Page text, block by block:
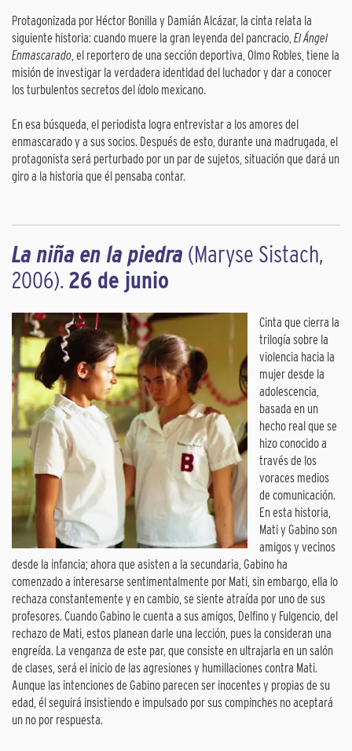
Protagonizada por Héctor Bonilla y Damián Alcázar, la cinta relata la
siguiente historia: cuando muere la gran leyenda del pancracio, El Ángel
Enmascarado, el reportero de una sección deportiva, Olmo Robles, tiene la
misión de investigar la verdadera identidad del luchador y dar a conocer
los turbulentos secretos del ídolo mexicano.
En esa búsqueda, el periodista logra entrevistar a los amores del
enmascarado y a sus socios. Después de esto, durante una madrugada, el
protagonista será perturbado por un par de sujetos, situación que dará un
giro a la historia que él pensaba contar.
La niña en la piedra (Maryse Sistach,
2006).26 de junio
Cinta que cierra la
trilogía sobre la
violencia hacia la
mujer desde la
adolescencia,
basada en un
hecho real que se
hizo conocido a
través de los
voraces medios
de comunicación.
En esta historia,
Mati y Gabino son
amigos y vecinos
desde la infancia; ahora que asisten a la secundaria, Gabino ha
comenzado a interesarse sentimentalmente por Mati, sin embargo, ella lo
rechaza constantemente y en cambio, se siente atraída por uno de sus
profesores. Cuando Gabino le cuenta a sus amigos, Delfino y Fulgencio, del
rechazo de Mati, estos planean darle una lección, pues la consideran una
engreída. La venganza de este par, que consiste en ultrajarla en un salón
de clases, será el inicio de las agresiones y humillaciones contra Mati.
Aunque las intenciones de Gabino parecen ser inocentes y propias de su
edad, él seguirá insistiendo e impulsado por sus compinches no aceptará
un no por respuesta.